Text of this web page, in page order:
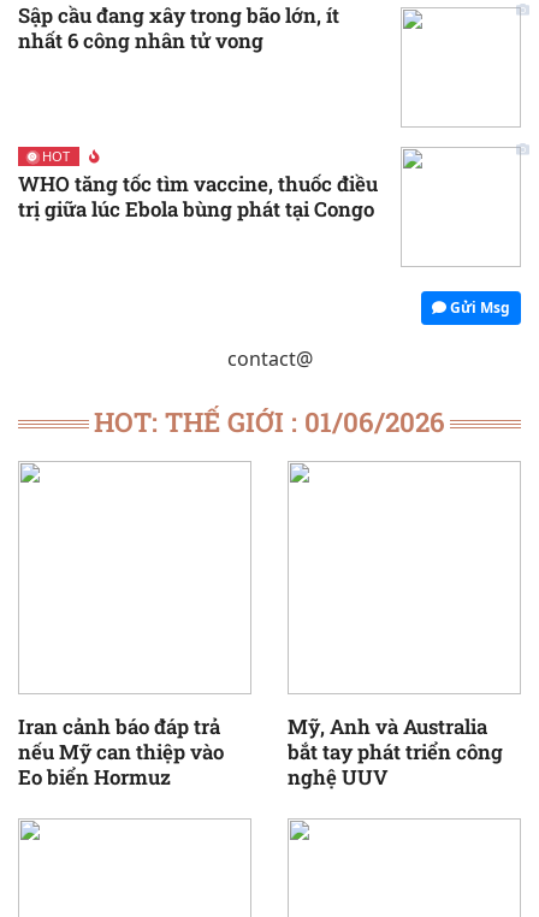
Sập cầu đang xây trong bão lớn, ít
nhất 6 công nhân tử vong
HOT
WHO tăng tốc tìm vaccine, thuốc điều
trị giữa lúc Ebola bùng phát tại Congo
Gửi Msg
contact@
HOT: THẾ GIỚI : 01/06/2026
Iran cảnh báo đáp trả
nếu Mỹ can thiệp vào
Eo biển Hormuz
Mỹ, Anh và Australia
bắt tay phát triển công
nghệ UUV